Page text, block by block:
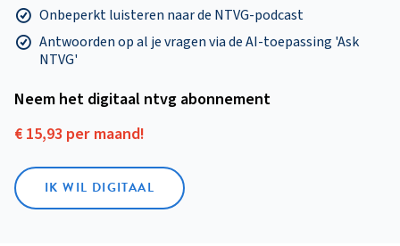
Onbeperkt luisteren naar de NTVG-podcast
Antwoorden op al je vragen via de AI-toepassing 'Ask
NTVG'
Neem het digitaal ntvg abonnement
€ 15,93 per maand!
IK WIL DIGITAAL